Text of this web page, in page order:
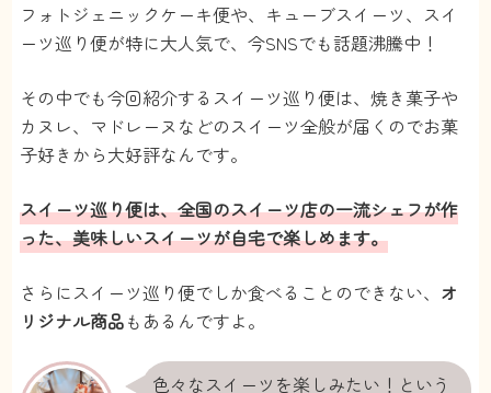
フォトジェニックケーキ便や、キューブスイーツ、スイ
ーツ巡り便が特に大人気で、今SNSでも話題沸騰中！
その中でも今回紹介するスイーツ巡り便は、焼き菓子や
カヌレ、マドレーヌなどのスイーツ全般が届くのでお菓
子好きから大好評なんです。
スイーツ巡り便は、全国のスイーツ店の一流シェフが作
った、美味しいスイーツが自宅で楽しめます。
さらにスイーツ巡り便でしか食べることのできない、 オ
リジナル商品もあるんですよ。
色々なスイーツを楽しみたい！という